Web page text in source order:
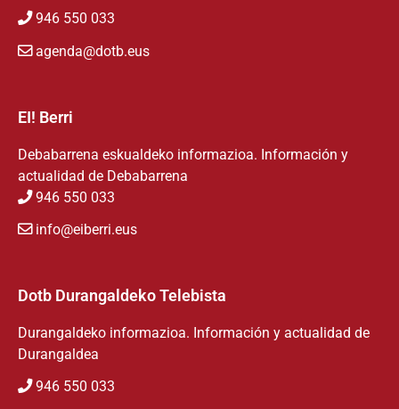
946 550 033
agenda@dotb.eus
EI! Berri
Debabarrena eskualdeko informazioa. Información y
actualidad de Debabarrena
946 550 033
info@eiberri.eus
Dotb Durangaldeko Telebista
Durangaldeko informazioa. Información y actualidad de
Durangaldea
946 550 033